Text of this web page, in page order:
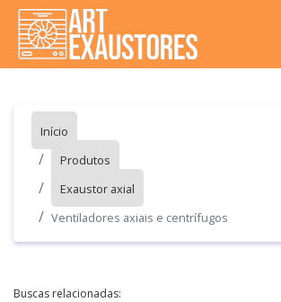
Início
Produtos
Exaustor axial
Ventiladores axiais e centrífugos
Buscas relacionadas: